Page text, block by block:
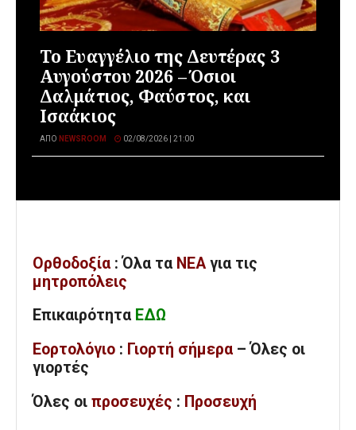
Το Ευαγγέλιο της Δευτέρας 3
Αυγούστου 2026 – Όσιοι
Δαλμάτιος, Φαύστος, και
Ισαάκιος
ΑΠΌ NEWSROOM 02/08/2026 | 21:00
Ορθοδοξία : Όλα τα ΝΕΑ για τις
μητροπόλεις
Επικαιρότητα ΕΔΩ
Εορτολόγιο : Γιορτή σήμερα – Όλες οι
γιορτές
Όλες οι προσευχές : Προσευχή